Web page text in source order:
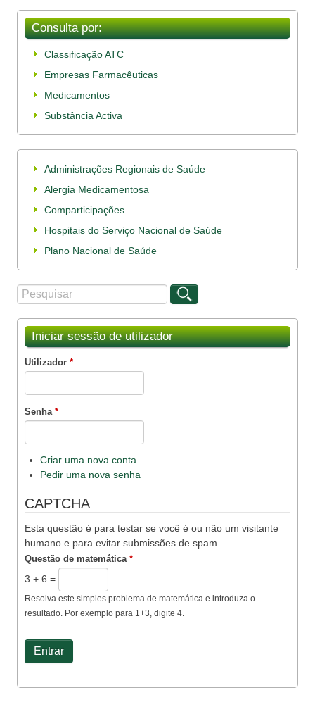
Consulta por:
Classificação ATC
Empresas Farmacêuticas
Medicamentos
Substância Activa
Administrações Regionais de Saúde
Alergia Medicamentosa
Comparticipações
Hospitais do Serviço Nacional de Saúde
Plano Nacional de Saúde
Formulário de procura
Procurar
Iniciar sessão de utilizador
Utilizador *
Senha *
Criar uma nova conta
Pedir uma nova senha
CAPTCHA
Esta questão é para testar se você é ou não um visitante
humano e para evitar submissões de spam.
Questão de matemática *
3 + 6 =
Resolva este simples problema de matemática e introduza o
resultado. Por exemplo para 1+3, digite 4.